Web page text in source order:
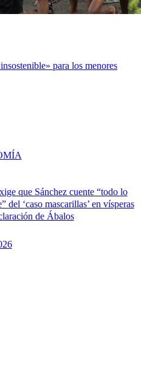
para los menores
que Sánchez cuente “todo lo
del ‘caso mascarillas’ en vísperas
de Ábalos